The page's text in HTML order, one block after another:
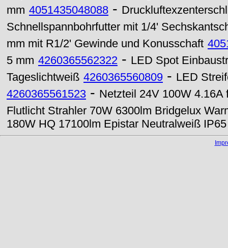
mm 4051435048088 -
Schnellspannbohrfutter mit 1/4'
mm mit R1/2' Gewinde und Konusschaft
5 mm 4260365562322 - LED Spot
Tageslichtweiß 4260365560809 - LED
4260365561523 - Netzteil 24V 100W
Flutlicht Strahler 70W 6300lm Bridgelux
180W HQ 17100lm Epistar Neutralweiß IP65